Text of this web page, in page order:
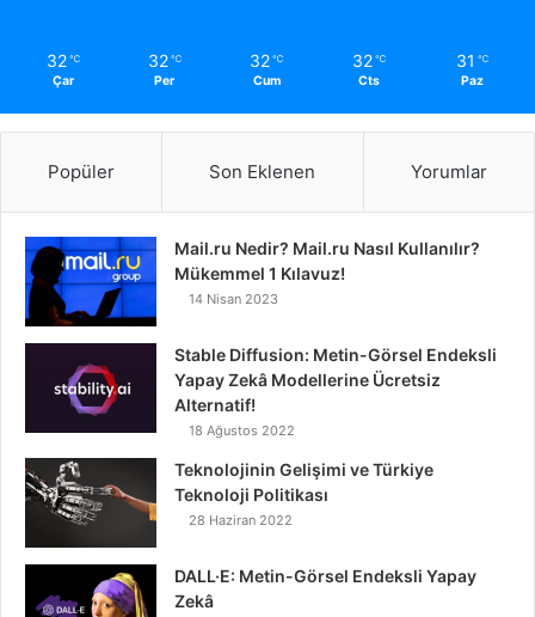
32 ℃
Çar
32 ℃
Per
32 ℃
Cum
32 ℃
Cts
31 ℃
Paz
Popüler Son Eklenen Yorumlar
Mail.ru Nedir? Mail.ru Nasıl Kullanılır?
Mükemmel 1 Kılavuz!
14 Nisan 2023
Stable Diffusion: Metin-Görsel Endeksli
Yapay Zekâ Modellerine Ücretsiz
Alternatif!
18 Ağustos 2022
Teknolojinin Gelişimi ve Türkiye
Teknoloji Politikası
28 Haziran 2022
DALL·E: Metin-Görsel Endeksli Yapay
Zekâ